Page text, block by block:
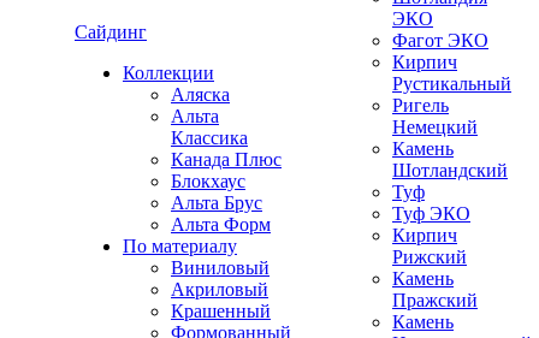
Сайдинг
Коллекции
Аляска
Альта
Классика
Канада Плюс
Блокхаус
Альта Брус
Альта Форм
По материалу
Виниловый
Акриловый
Крашенный
Формованный
ЭКО
Фагот ЭКО
Кирпич
Рустикальный
Ригель
Немецкий
Камень
Шотландский
Туф
Туф ЭКО
Кирпич
Рижский
Камень
Пражский
Камень